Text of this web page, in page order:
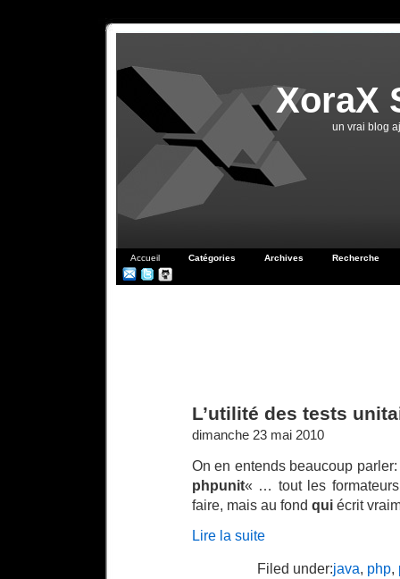
XoraX
un vrai blog
Accueil Catégories Archives Recherche
L’utilité des tests
dimanche 23 mai 2010
On en entends beaucoup
phpunit« … tout les formateurs
faire, mais au fond qui écrit
Lire la suite
Filed under:java, php,